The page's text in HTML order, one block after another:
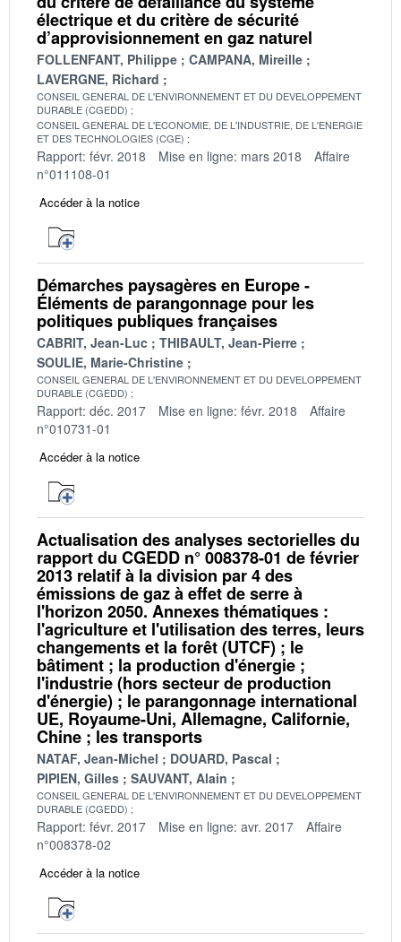
électrique et du critère de sécurité
d’approvisionnement en gaz naturel
FOLLENFANT, Philippe
CAMPANA, Mireille
LAVERGNE, Richard
CONSEIL GENERAL DE L'ENVIRONNEMENT ET DU DEVELOPPEMENT
DURABLE (CGEDD)
CONSEIL GENERAL DE L'ECONOMIE, DE L'INDUSTRIE, DE L'ENERGIE
ET DES TECHNOLOGIES (CGE)
Rapport: févr. 2018 Mise en ligne: mars 2018
Affaire
n°011108-01
Accéder à la notice
Démarches paysagères en Europe -
Éléments de parangonnage pour les
politiques publiques françaises
CABRIT, Jean-Luc
THIBAULT, Jean-Pierre
SOULIE, Marie-Christine
CONSEIL GENERAL DE L'ENVIRONNEMENT ET DU DEVELOPPEMENT
DURABLE (CGEDD)
Rapport: déc. 2017 Mise en ligne: févr. 2018
Affaire
n°010731-01
Accéder à la notice
Actualisation des analyses sectorielles du
rapport du CGEDD n° 008378-01 de février
2013 relatif à la division par 4 des
émissions de gaz à effet de serre à
l'horizon 2050. Annexes thématiques :
l'agriculture et l'utilisation des terres, leurs
changements et la forêt (UTCF) ; le
bâtiment ; la production d'énergie ;
l'industrie (hors secteur de production
d'énergie) ; le parangonnage international
UE, Royaume-Uni, Allemagne, Californie,
Chine ; les transports
NATAF, Jean-Michel
DOUARD, Pascal
PIPIEN, Gilles
SAUVANT, Alain
CONSEIL GENERAL DE L'ENVIRONNEMENT ET DU DEVELOPPEMENT
DURABLE (CGEDD)
Rapport: févr. 2017 Mise en ligne: avr. 2017
Affaire
n°008378-02
Accéder à la notice